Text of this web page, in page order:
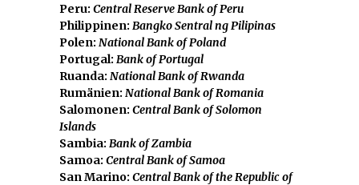
Peru: Central Reserve Bank of Peru
Philippinen: Bangko Sentral ng Pilipinas
Polen: National Bank of Poland
Portugal: Bank of Portugal
Ruanda: National Bank of Rwanda
Rumänien: National Bank of Romania
Salomonen: Central Bank of Solomon
Islands
Sambia: Bank of Zambia
Samoa: Central Bank of Samoa
San Marino: Central Bank of the Republic of